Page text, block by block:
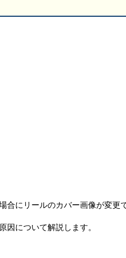
合にリールのカバー画像が変更
因について解説します。